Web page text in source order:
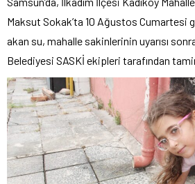
Maksut Sokak’ta 10 Ağustos Cumartesi
akan su, mahalle sakinlerinin uyarısı
Belediyesi SASKİ ekipleri tarafından